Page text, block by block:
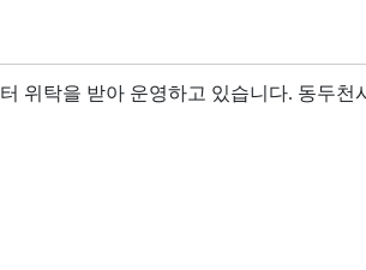
위탁을 받아 운영하고 있습니다. 동두천